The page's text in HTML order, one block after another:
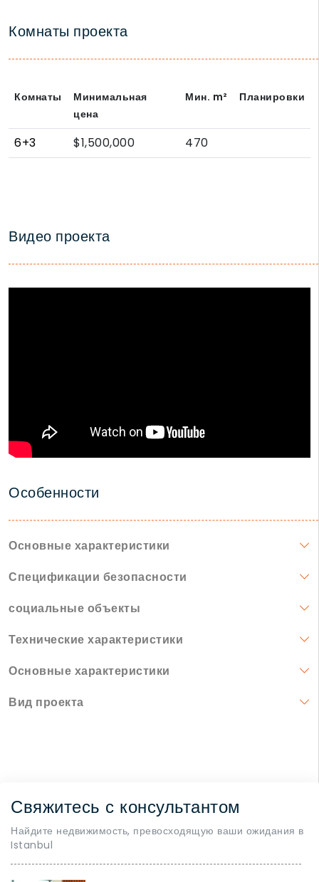
Комнаты проекта
Комнаты
Минимальная
цена
Мин. m² Планировки
6+3 $1,500,000 470
Видео проекта
Особенности
Основные характеристики
Спецификации безопасности
социальные объекты
Технические характеристики
Основные характеристики
Вид проекта
Свяжитесь с консультантом
Найдите недвижимость, превосходящую ваши ожидания в
Istanbul